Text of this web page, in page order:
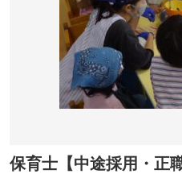
保育士【中途採用・